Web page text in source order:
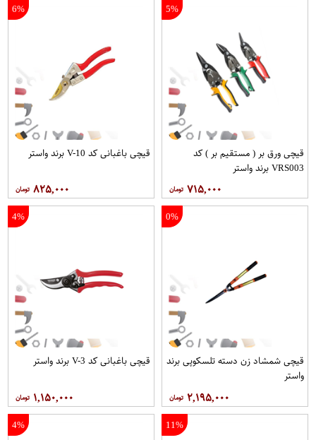
5%
قیچی ورق بر ( مستقیم بر ) کد
VRS003 برند واستر
۷۱۵,۰۰۰
6%
قیچی باغبانی کد V-10 برند واستر
۸۲۵,۰۰۰
0%
قیچی شمشاد زن دسته تلسکوپی برند
واستر
۲,۱۹۵,۰۰۰
4%
قیچی باغبانی کد V-3 برند واستر
۱,۱۵۰,۰۰۰
11%
4%